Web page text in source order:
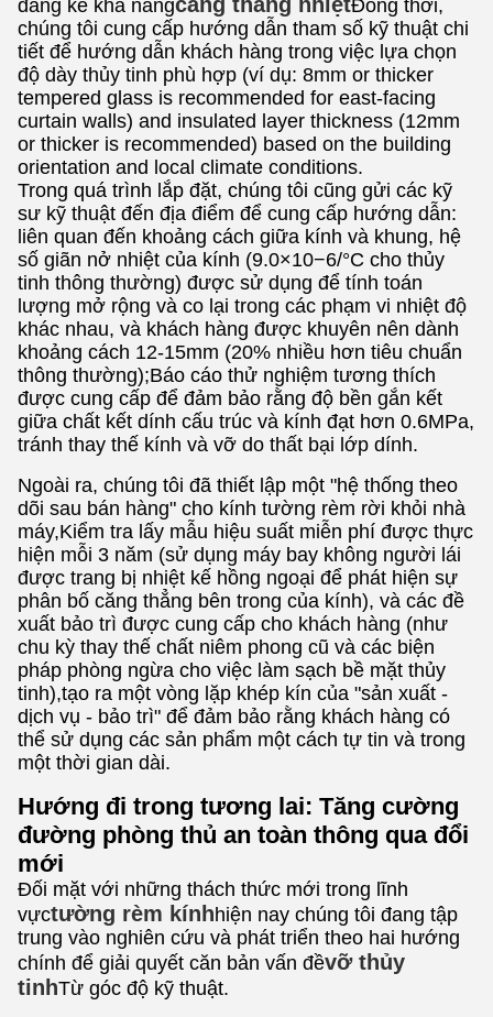
đáng kể khả năng
Đồng thời,
chúng tôi cung cấp hướng dẫn tham số kỹ thuật chi
tiết để hướng dẫn khách hàng trong việc lựa chọn
độ dày thủy tinh phù hợp (ví dụ: 8mm or thicker
tempered glass is recommended for east-facing
curtain walls) and insulated layer thickness (12mm
or thicker is recommended) based on the building
orientation and local climate conditions.
Trong quá trình lắp đặt, chúng tôi cũng gửi các kỹ
sư kỹ thuật đến địa điểm để cung cấp hướng dẫn:
liên quan đến khoảng cách giữa kính và khung, hệ
số giãn nở nhiệt của kính (9.0×10−6/°C cho thủy
tinh thông thường) được sử dụng để tính toán
lượng mở rộng và co lại trong các phạm vi nhiệt độ
khác nhau, và khách hàng được khuyên nên dành
khoảng cách 12-15mm (20% nhiều hơn tiêu chuẩn
thông thường);Báo cáo thử nghiệm tương thích
được cung cấp để đảm bảo rằng độ bền gắn kết
giữa chất kết dính cấu trúc và kính đạt hơn 0.6MPa,
tránh thay thế kính và vỡ do thất bại lớp dính.
Ngoài ra, chúng tôi đã thiết lập một "hệ thống theo
dõi sau bán hàng" cho kính tường rèm rời khỏi nhà
máy,Kiểm tra lấy mẫu hiệu suất miễn phí được thực
hiện mỗi 3 năm (sử dụng máy bay không người lái
được trang bị nhiệt kế hồng ngoại để phát hiện sự
phân bố căng thẳng bên trong của kính), và các đề
xuất bảo trì được cung cấp cho khách hàng (như
chu kỳ thay thế chất niêm phong cũ và các biện
pháp phòng ngừa cho việc làm sạch bề mặt thủy
tinh),tạo ra một vòng lặp khép kín của "sản xuất -
dịch vụ - bảo trì" để đảm bảo rằng khách hàng có
thể sử dụng các sản phẩm một cách tự tin và trong
một thời gian dài.
Hướng đi trong tương lai: Tăng cường
đường phòng thủ an toàn thông qua đổi
mới
Đối mặt với những thách thức mới trong lĩnh
vựctường rèm kínhhiện nay chúng tôi đang tập
trung vào nghiên cứu và phát triển theo hai hướng
chính để giải quyết căn bản vấn đềvỡ thủy
tinhTừ góc độ kỹ thuật.